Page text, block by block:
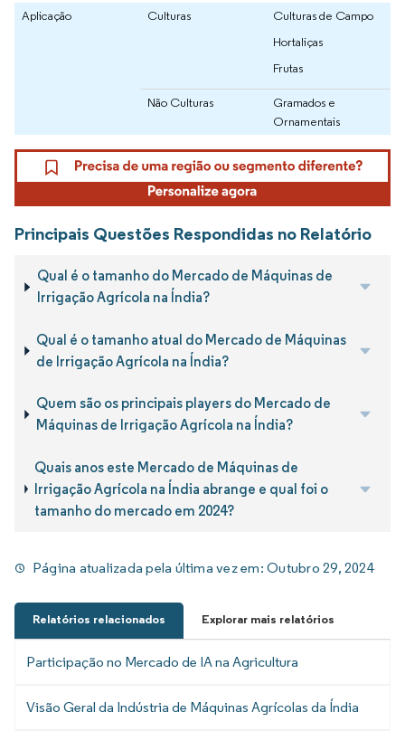
Aplicação Culturas
Culturas de Campo
Hortaliças
Frutas
Não Culturas
Gramados e
Ornamentais
Principais Questões Respondidas no Relatório
Qual é o tamanho do Mercado de Máquinas de
Irrigação Agrícola na Índia?
Qual é o tamanho atual do Mercado de Máquinas
de Irrigação Agrícola na Índia?
Quem são os principais players do Mercado de
Máquinas de Irrigação Agrícola na Índia?
Quais anos este Mercado de Máquinas de
Irrigação Agrícola na Índia abrange e qual foi o
tamanho do mercado em 2024?
Página atualizada pela última vez em:Outubro 29, 2024
Relatórios relacionados Explorar mais relatórios
Participação no Mercado de IA na Agricultura
Visão Geral da Indústria de Máquinas Agrícolas da Índia